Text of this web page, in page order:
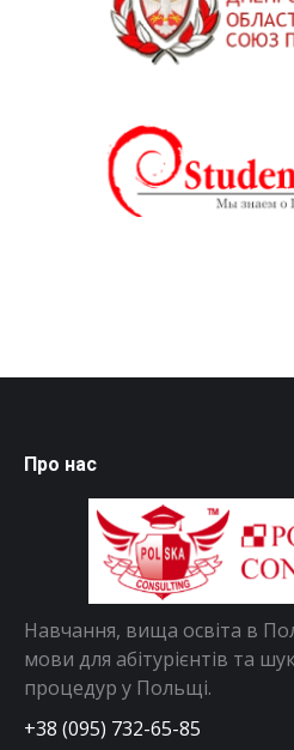
Про нас
Навчання, вища освіта в
мови для абітурієнтів та
процедур у Польщі.
+38 (095) 732-65-85